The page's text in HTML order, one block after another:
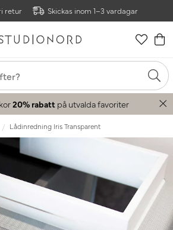
retur Skickas inom 1–3 vardagar
20% rabatt på utvalda favoriter
Lådinredning Iris Transparent